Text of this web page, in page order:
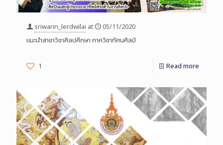
sriwarin_lerdwilai at
05/11/2020
แนะนำสาขาวิชาศิลปศึกษา ภาควิชาทัศนศิลป์
1 Read more